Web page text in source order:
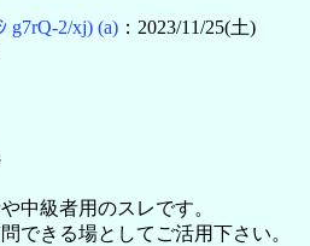
g7rQ-2/xj) (a) ：2023/11/25(土)
中級者用のスレです。
できる場としてご活用下さい。